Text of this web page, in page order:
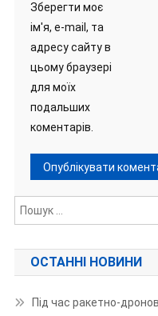
Зберегти моє
ім'я, e-mail, та
адресу сайту в
цьому браузері
для моїх
подальших
коментарів.
ОСТАННІ НОВИНИ
Під час ракетно-